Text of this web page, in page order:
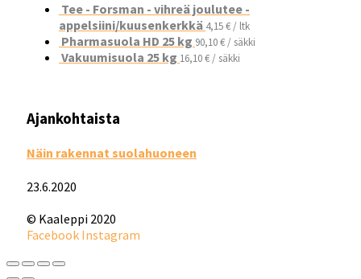
Tee - Forsman - vihreä joulutee -
appelsiini/kuusenkerkkä 4,15€/ ltk
Pharmasuola HD 25 kg 90,10€/ säkki
Vakuumisuola 25 kg 16,10€/ säkki
Ajankohtaista
Näin rakennat suolahuoneen
23.6.2020
© Kaaleppi 2020
Facebook Instagram